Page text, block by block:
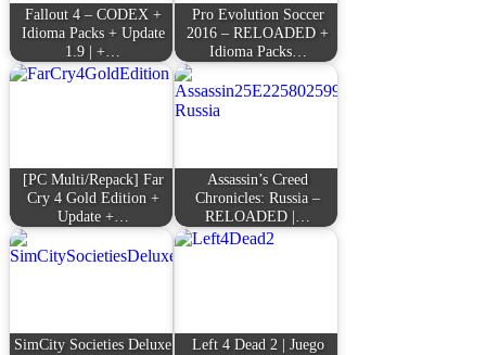
Fallout 4 – CODEX +
Idioma Packs + Update
1.9 | +…
Pro Evolution Soccer
2016 – RELOADED +
Idioma Packs…
[PC Multi/Repack] Far
Cry 4 Gold Edition +
Update +…
Assassin’s Creed
Chronicles: Russia –
RELOADED |…
SimCity Societies Deluxe
Left 4 Dead 2 | Juego